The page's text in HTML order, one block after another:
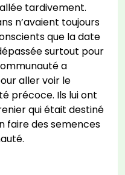
tardivement.
n’avaient toujours
que la date
surtout pour
a
aller voir le
précoce. Ils lui ont
qui était destiné
faire des semences